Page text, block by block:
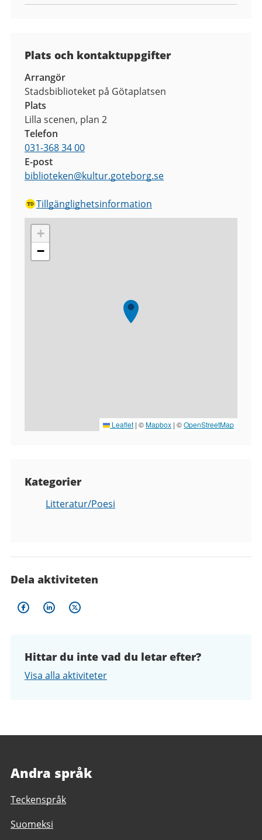
Plats och kontaktuppgifter
Arrangör
Stadsbiblioteket på Götaplatsen
Plats
Lilla scenen, plan 2
Telefon
031-368 34 00
E-post
biblioteken@kultur.goteborg.se
Tillgänglighetsinformation
+
−
Leaflet | ©Mapbox | ©OpenStreetMap
Kategorier
Litteratur/Poesi
Dela aktiviteten
Hittar du inte vad du letar efter?
Visa alla aktiviteter
Andra språk
Teckenspråk
Suomeksi